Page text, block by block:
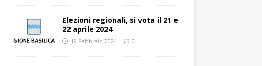
Elezioni regionali, si vota il 21 e
22 aprile 2024
19 Febbraio 2024 0